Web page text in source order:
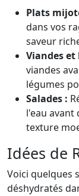
Plats
dans vos
saveur
Viandes et
viandes
légumes
Salades :
l'eau avant
texture
Idées de
Voici quelques
déshydratés